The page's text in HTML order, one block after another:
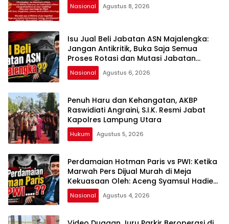
Nasional Agustus 8, 2026
Isu Jual Beli Jabatan ASN Majalengka:
Jangan Antikritik, Buka Saja Semua
Proses Rotasi dan Mutasi Jabatan
kepada Publik Oleh: Aceng Syamsul
Hadie, S.Sos., MM. Ketua Dewan Pembina
Nasional Agustus 6, 2026
Penuh Haru dan Kehangatan, AKBP
Raswidiati Angraini, S.I.K. Resmi Jabat
Kapolres Lampung Utara
Hukum Agustus 5, 2026
Perdamaian Hotman Paris vs PWI: Ketika
Marwah Pers Dijual Murah di Meja
Kekuasaan Oleh: Aceng Syamsul Hadie
(ASH)”
Nasional Agustus 4, 2026